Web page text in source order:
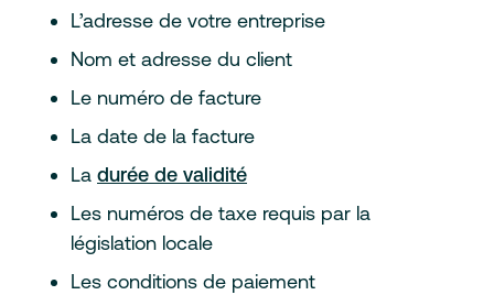
L’adresse de votre entreprise
Nom et adresse du client
Le numéro de facture
La date de la facture
La durée de validité
Les numéros de taxe requis par la
législation locale
Les conditions de paiement